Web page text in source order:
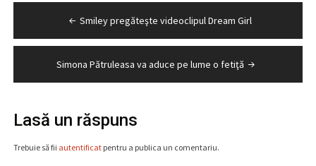
Navigare
în
articole
Smiley pregăteşte videoclipul Dream Girl
Simona Pătruleasa va aduce pe lume o fetiţă
Lasă un răspuns
Trebuie să fii autentificatpentru a publica un comentariu.